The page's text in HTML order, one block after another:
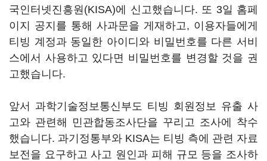
국인터넷진흥원(KISA)에 신고했습니다. 또 3일 홈페
이지 공지를 통해 사과문을 게재하고, 이용자들에게
티빙 계정과 동일한 아이디와 비밀번호를 다른 서비
스에서 사용하고 있다면 비밀번호를 변경할 것을 권
고했습니다.
앞서 과학기술정보통신부도 티빙 회원정보 유출 사
고와 관련해 민관합동조사단을 꾸리고 조사에 착수
했습니다. 과기정통부와 KISA는 티빙 측에 관련 자료
보전을 요구하고 사고 원인과 피해 규모 등을 조사하